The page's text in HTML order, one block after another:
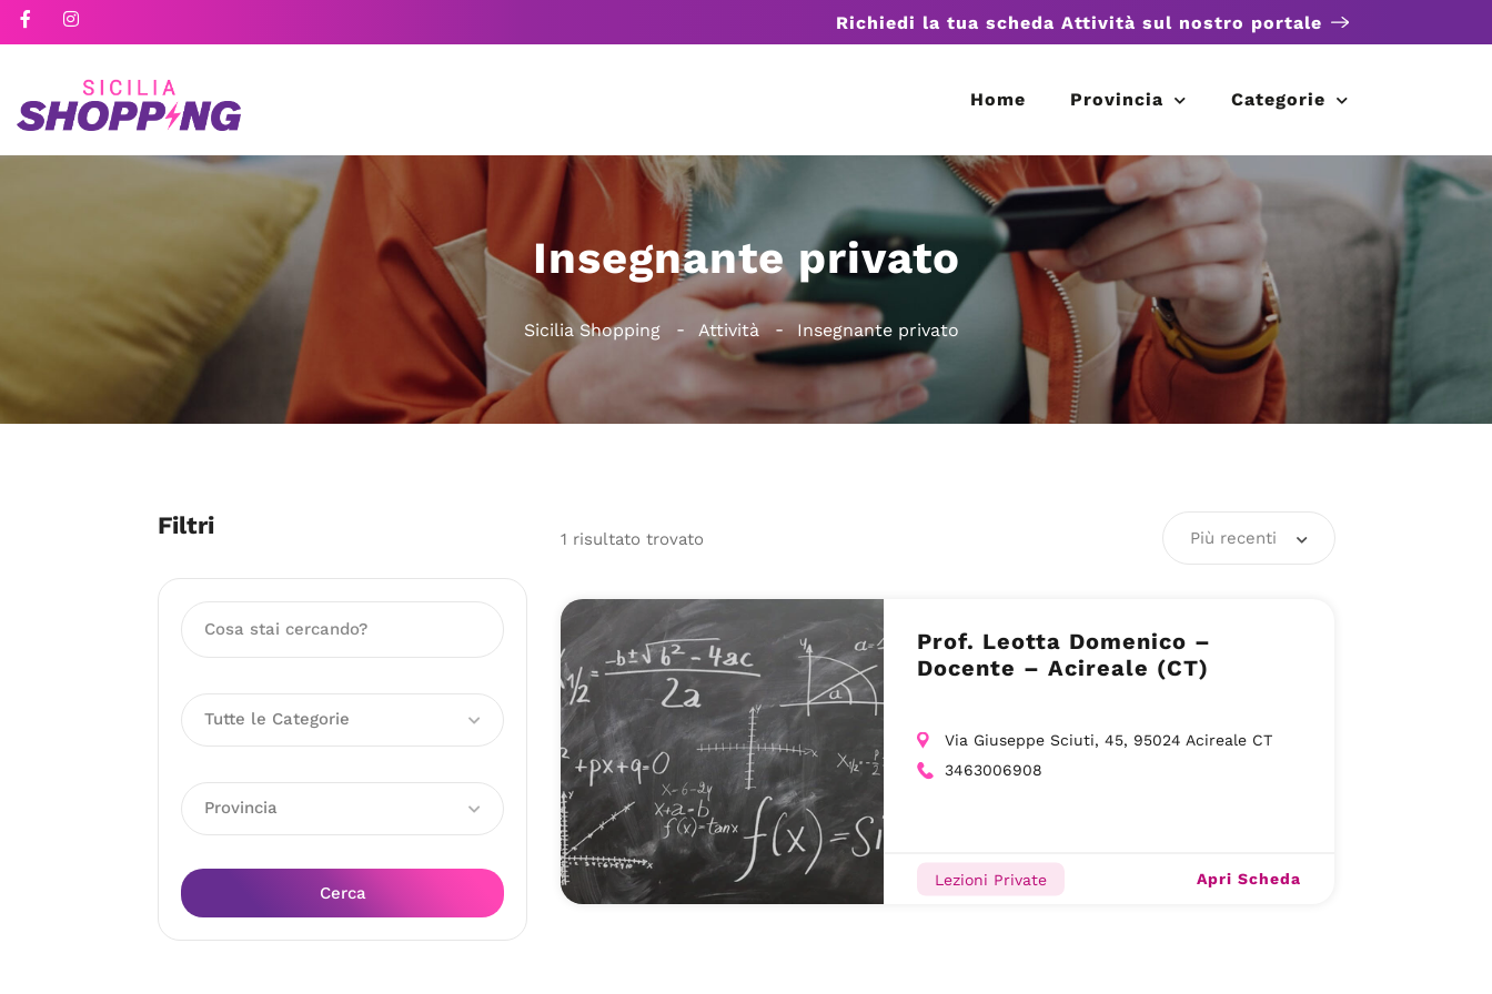
Richiedi la tua scheda Attività sul nostro portale
Home Provincia Categorie
Insegnante privato
Sicilia Shopping Attività Insegnante privato
Filtri
Tutte le Categorie
Provincia
Cerca
1 risultato trovato Più recenti
Prof. Leotta Domenico –
Docente – Acireale (CT)
Via Giuseppe Sciuti, 45, 95024 Acireale CT
3463006908
Lezioni Private Apri Scheda